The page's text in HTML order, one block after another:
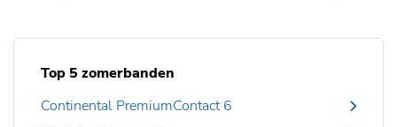
Top 5 zomerbanden
Continental PremiumContact 6